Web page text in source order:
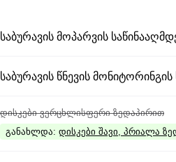
საბურავის მოპარვის
საბურავის წნევის მონიტორინგის
დისკები ვერცხლისფერი ზედაპირით
განახლდა: დისკები შავი, პრიალა